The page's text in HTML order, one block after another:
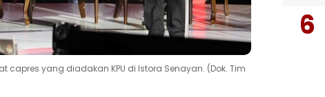
capres yang diadakan KPU di Istora Senayan. (Dok. Tim